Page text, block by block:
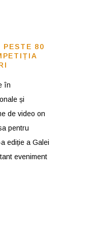
PESTE 80
în
și
de video on
pentru
ediție a Galei
eveniment